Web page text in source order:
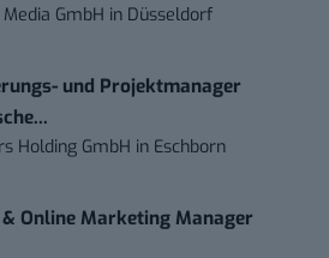
GmbH in Düsseldorf
und Projektmanager
Holding GmbH in Eschborn
& Online Marketing Manager